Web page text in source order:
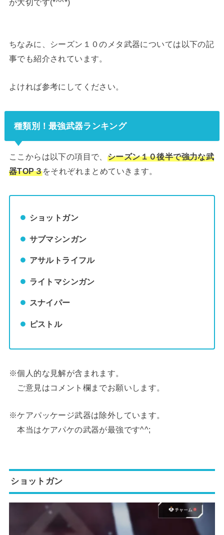
が大切です(*^^*)
ちなみに、シーズン１０のメタ武器については以下の記
事でも紹介されています。
よければ参考にしてください。
種類別！最強武器ランキング
ここからは以下の項目で、 シーズン１０後半で強力な武
器TOP３をそれぞれまとめていきます。
ショットガン
サブマシンガン
アサルトライフル
ライトマシンガン
スナイパー
ピストル
※個人的な見解が含まれます。
ご意見はコメント欄までお願いします。
※ケアパッケージ武器は除外しています。
本当はケアパケの武器が最強です^^;
ショットガン